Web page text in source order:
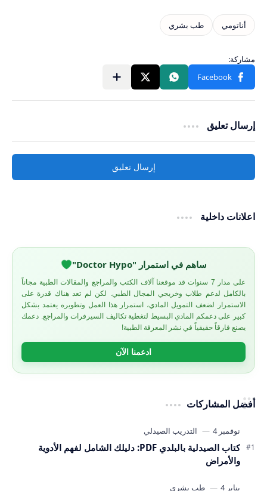
إرسال تعليق
إرسال تعليق
اعلانات داخلية
ساهم في استمرار "Doctor Hypo"
على مدار 7 سنوات قد موقعنا آلاف الكتب والمراجع والمقالات الطبية مجاناً
بالكامل لدعم طلاب وخريجي المجال الطبي. لكن لم تعد هناك قدرة على
الاستمرار لضعف التمويل المادي، استمرار هذا العمل وتطويره يعتمد بشكل
كبير على دعمكم المادي البسيط لتغطية تكاليف السيرفرات والمراجع. دعمك
يصنع فارقاً حقيقياً في نشر المعرفة الطبية!
ادعمنا الآن
أفضل المشاركات
كتاب الصيدلية بالبلدي PDF: دليلك الشامل لفهم الأدوية
والأمراض